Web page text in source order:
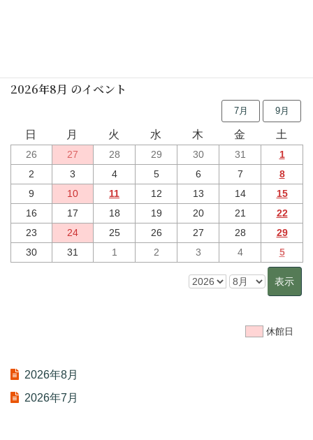
2026年8月 のイベント
7月 9月
日 月 火 水 木 金 土
26 27 28 29 30 31
1
2
3 4 5 6 7
8
9
10 11 12 13 14
15
16
17 18 19 20 21
22
23
24 25 26 27 28
29
30
31 1 2 3 4 5
休館日
2026年8月
2026年7月